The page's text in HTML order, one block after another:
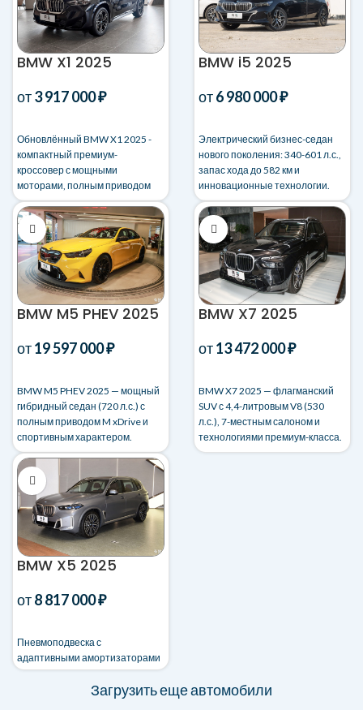
BMW X1 2025
от3 917 000₽
Обновлённый BMW X1 2025 -
компактный премиум-
кроссовер с мощными
моторами, полным приводом
xDrive и цифровым кокпитом.
Стиль и технологии в одном
авто!
BMW i5 2025
от6 980 000₽
Электрический бизнес-седан
нового поколения: 340-601 л.с.,
запас хода до 582 км и
инновационные технологии.
Доставка в РФ с таможней и
гарантией.
BMW M5 PHEV 2025
от19 597 000₽
BMW M5 PHEV 2025 — мощный
гибридный седан (720 л.с.) с
полным приводом M xDrive и
спортивным характером.
Быстрое оформление и
доставка!
BMW X7 2025
от13 472 000₽
BMW X7 2025 — флагманский
SUV с 4,4-литровым V8 (530
л.с.), 7-местным салоном и
технологиями премиум-класса.
Доставка и таможня «под
BMW X5 2025
от8 817 000₽
Пневмоподвеска с
адаптивными амортизаторами
Загрузить еще автомобили